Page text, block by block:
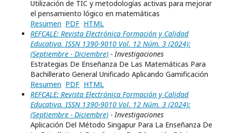
Utilización de TIC y metodologías activas para mejorar
el pensamiento lógico en matemáticas
Resumen PDF HTML
REFCALE: Revista Electrónica Formación y Calidad
Educativa. ISSN 1390-9010 Vol. 12 Núm. 3 (2024):
(Septiembre - Diciembre) - Investigaciones
Estrategias De Enseñanza De Las Matemáticas Para
Bachillerato General Unificado Aplicando Gamificación
Resumen PDF HTML
REFCALE: Revista Electrónica Formación y Calidad
Educativa. ISSN 1390-9010 Vol. 12 Núm. 3 (2024):
(Septiembre - Diciembre) - Investigaciones
Aplicación Del Método Singapur Para La Enseñanza De